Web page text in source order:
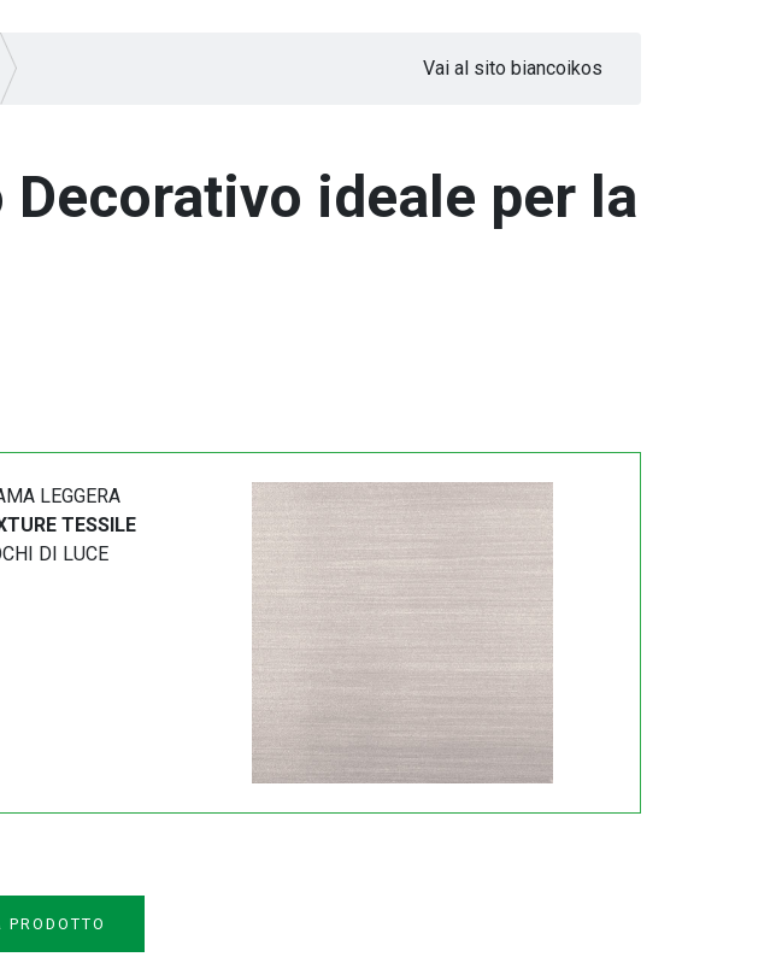
Vai al sito biancoikos
ideale per la
LEGGERA
TESSILE
DI LUCE